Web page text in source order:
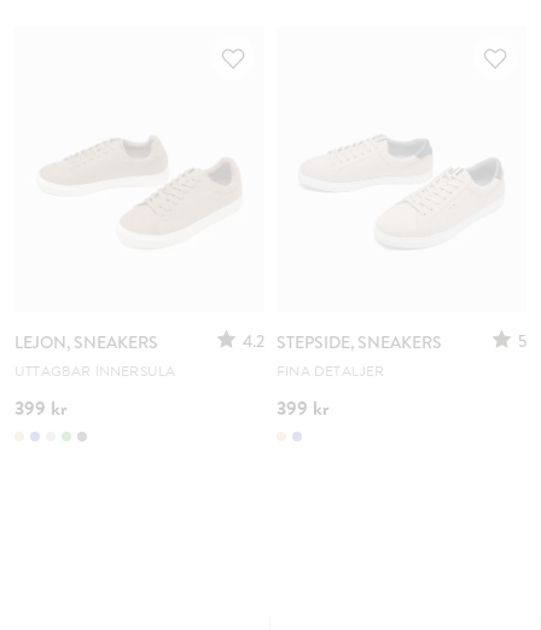
LEJON, SNEAKERS 4.2
UTTAGBAR INNERSULA
399 kr
STEPSIDE, SNEAKERS 5
FINA DETALJER
399 kr